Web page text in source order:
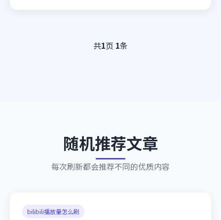
共1页 1条
随机推荐文章
每次刷新都会推荐不同的优质内容
bilibili播放量怎么刷